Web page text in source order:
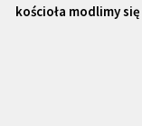
kościoła modlimy się